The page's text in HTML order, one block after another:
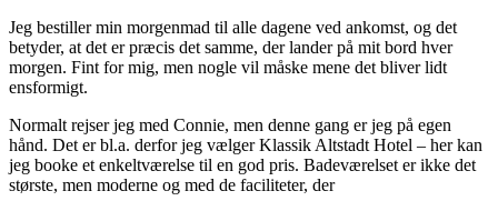
Jeg bestiller min morgenmad til alle dagene ved ankomst, og det
betyder, at det er præcis det samme, der lander på mit bord hver
morgen. Fint for mig, men nogle vil måske mene det bliver lidt
ensformigt.
Normalt rejser jeg med Connie, men denne gang er jeg på egen
hånd. Det er bl.a. derfor jeg vælger Klassik Altstadt Hotel – her kan
jeg booke et enkeltværelse til en god pris. Badeværelset er ikke det
største, men moderne og med de faciliteter, der